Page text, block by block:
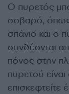
Ο πυρετός
σοβαρό, όπως
σπάνιο και ο
συνδέονται
πόνος στην
πυρετού
επισκεφτείτε